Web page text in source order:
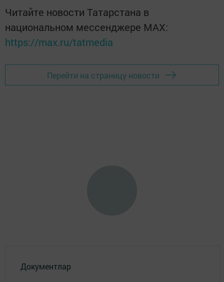
Читайте новости Татарстана в
национальном мессенджере MАХ:
https://max.ru/tatmedia
Перейти на страницу новости
Документлар